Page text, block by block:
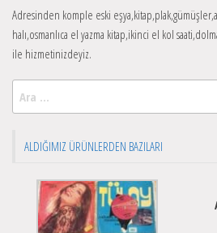
Adresinden komple eski
halı,osmanlıca el yazma kitap,ikinci el kol
ile hizmetinizdeyiz.
ALDIĞIMIZ ÜRÜNLERDEN BAZILARI